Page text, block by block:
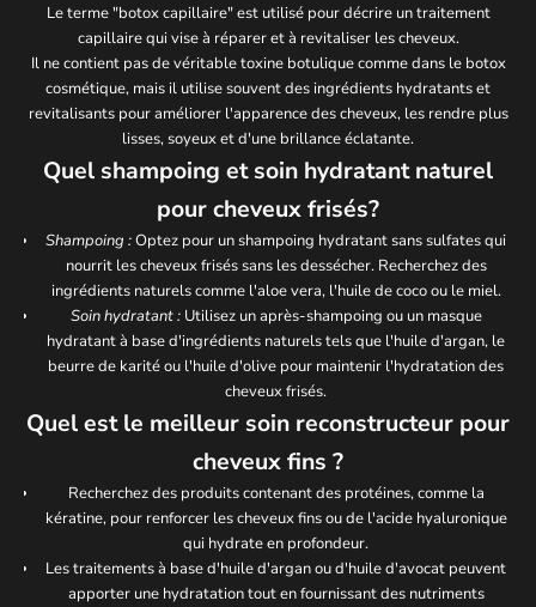
Le terme "botox capillaire" est utilisé pour décrire un traitement
capillaire qui vise à réparer et à revitaliser les cheveux.
Il ne contient pas de véritable toxine botulique comme dans le botox
cosmétique, mais il utilise souvent des ingrédients hydratants et
revitalisants pour améliorer l'apparence des cheveux, les rendre plus
lisses, soyeux et d'une brillance éclatante.
Quel shampoing et soin hydratant naturel
pour cheveux frisés?
Shampoing :Optez pour un shampoing hydratant sans sulfates qui
nourrit les cheveux frisés sans les dessécher. Recherchez des
ingrédients naturels comme l'aloe vera, l'huile de coco ou le miel.
Soin hydratant :Utilisez un après-shampoing ou un masque
hydratant à base d'ingrédients naturels tels que l'huile d'argan, le
beurre de karité ou l'huile d'olive pour maintenir l'hydratation des
cheveux frisés.
Quel est le meilleur soin reconstructeur pour
cheveux fins ?
Recherchez des produits contenant des protéines, comme la
kératine, pour renforcer les cheveux fins ou de l'acide hyaluronique
qui hydrate en profondeur.
Les traitements à base d'huile d'argan ou d'huile d'avocat peuvent
apporter une hydratation tout en fournissant des nutriments